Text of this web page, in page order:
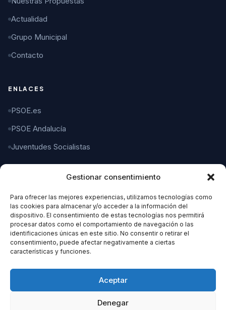
Gestionar consentimiento
Para ofrecer las mejores experiencias, utilizamos tecnologías como
las cookies para almacenar y/o acceder a la información del
dispositivo. El consentimiento de estas tecnologías nos permitirá
procesar datos como el comportamiento de navegación o las
identificaciones únicas en este sitio. No consentir o retirar el
consentimiento, puede afectar negativamente a ciertas
características y funciones.
Aceptar
Denegar
Actualidad
Grupo Municipal
Contacto
ENLACES
PSOE.es
PSOE Andalucía
Juventudes Socialistas
C/ Gaspar del Pino, 4
11004 Cádiz
956 21 21 21